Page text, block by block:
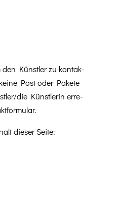
den Kün­stler zu kon­tak­
Post oder Pakete
die Kün­st­lerin erre­
dieser Seite: